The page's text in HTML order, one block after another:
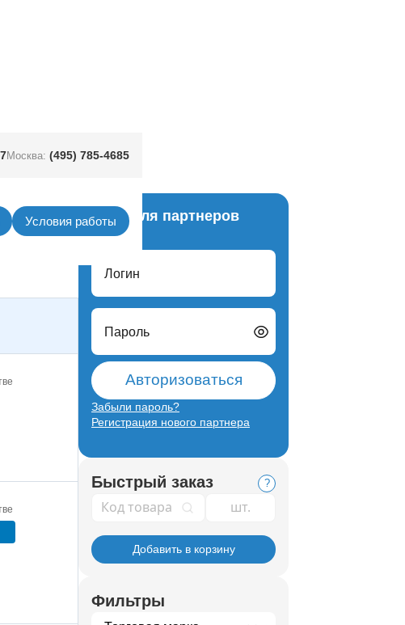
Москва: (495) 785-4685
Условия работы
прайс-лист
Вход для партнеров
Логин
Пароль
Авторизоваться
Забыли пароль?
Регистрация нового партнера
Быстрый заказ ?
Код товара
Добавить в корзину
Фильтры